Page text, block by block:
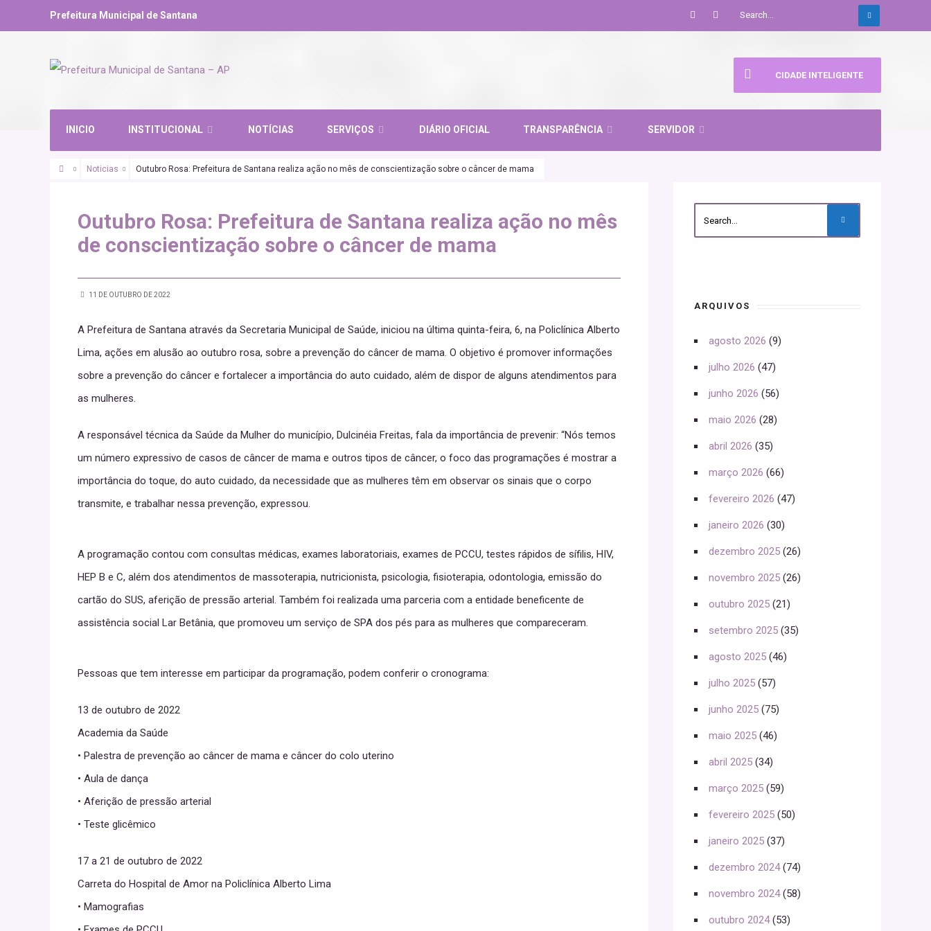
Prefeitura Municipal de Santana
INICIO INSTITUCIONAL NOTÍCIAS SERVIÇOS DIÁRIO OFICIAL TRANSPARÊNCIA SERVIDOR
CIDADE INTELIGENTE
Noticias Outubro Rosa: Prefeitura de Santana realiza ação no mês de conscientização sobre o câncer de mama
Outubro Rosa: Prefeitura de Santana realiza ação no mês
de conscientização sobre o câncer de mama
11 DE OUTUBRO DE 2022
A Prefeitura de Santana através da Secretaria Municipal de Saúde, iniciou na última quinta-feira, 6, na Policlínica Alberto
Lima, ações em alusão ao outubro rosa, sobre a prevenção do câncer de mama. O objetivo é promover informações
sobre a prevenção do câncer e fortalecer a importância do auto cuidado, além de dispor de alguns atendimentos para
as mulheres.
A responsável técnica da Saúde da Mulher do município, Dulcinéia Freitas, fala da importância de prevenir: “Nós temos
um número expressivo de casos de câncer de mama e outros tipos de câncer, o foco das programações é mostrar a
importância do toque, do auto cuidado, da necessidade que as mulheres têm em observar os sinais que o corpo
transmite, e trabalhar nessa prevenção, expressou.
A programação contou com consultas médicas, exames laboratoriais, exames de PCCU, testes rápidos de sífilis, HIV,
HEP B e C, além dos atendimentos de massoterapia, nutricionista, psicologia, fisioterapia, odontologia, emissão do
cartão do SUS, aferição de pressão arterial. Também foi realizada uma parceria com a entidade beneficente de
assistência social Lar Betânia, que promoveu um serviço de SPA dos pés para as mulheres que compareceram.
Pessoas que tem interesse em participar da programação, podem conferir o cronograma:
13 de outubro de 2022
Academia da Saúde
• Palestra de prevenção ao câncer de mama e câncer do colo uterino
• Aula de dança
• Aferição de pressão arterial
• Teste glicêmico
17 a 21 de outubro de 2022
Carreta do Hospital de Amor na Policlínica Alberto Lima
• Mamografias
ARQUIVOS
agosto 2026 (9)
julho 2026 (47)
junho 2026 (56)
maio 2026 (28)
abril 2026 (35)
março 2026 (66)
fevereiro 2026 (47)
janeiro 2026 (30)
dezembro 2025 (26)
novembro 2025 (26)
outubro 2025 (21)
setembro 2025 (35)
agosto 2025 (46)
julho 2025 (57)
junho 2025 (75)
maio 2025 (46)
abril 2025 (34)
março 2025 (59)
fevereiro 2025 (50)
janeiro 2025 (37)
dezembro 2024(74)
novembro 2024(58)
outubro 2024(53)